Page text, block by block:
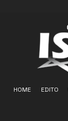
HOME EDITO